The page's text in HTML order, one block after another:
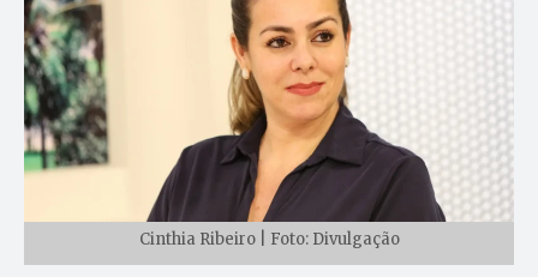
Cinthia Ribeiro | Foto: Divulgação